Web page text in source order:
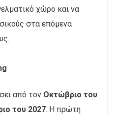
χώρο και να
στα επόμενα
από τον Οκτώβριο του
του 2027. Η πρώτη